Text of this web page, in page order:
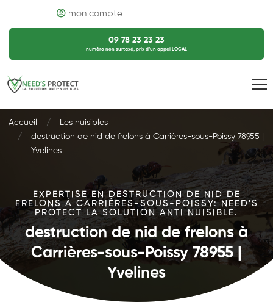
mon compte
09 78 23 23 23
numéro non surtaxé, prix d’un appel LOCAL
Accueil
Les nuisibles
destruction de nid de frelons à Carrières-sous-Poissy 78955 |
Yvelines
EXPERTISE EN DESTRUCTION DE NID DE
FRELONS À CARRIÈRES-SOUS-POISSY: NEED'S
PROTECT LA SOLUTION ANTI NUISIBLE.
destruction de nid de frelons à
Carrières-sous-Poissy 78955 |
Yvelines